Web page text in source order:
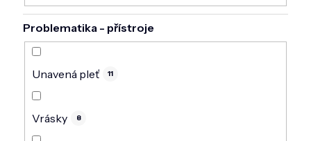
Problematika - přístroje
Unavená pleť 11
Vrásky 8